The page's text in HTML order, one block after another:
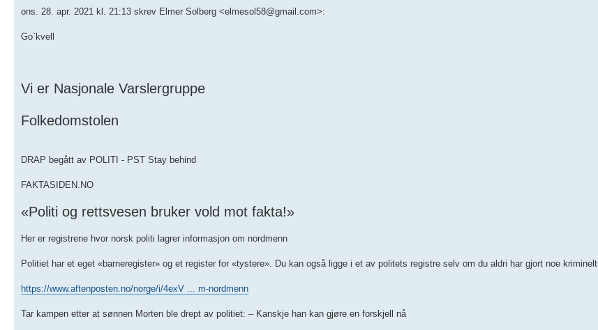
ons. 28. apr. 2021 kl. 21:13 skrev Elmer Solberg <elmesol58@gmail.com>:
Go`kvell
Vi er Nasjonale Varslergruppe
Folkedomstolen
DRAP begått av POLITI - PST Stay behind
FAKTASIDEN.NO
«Politi og rettsvesen bruker vold mot fakta!»
Her er registrene hvor norsk politi lagrer informasjon om nordmenn
Politiet har et eget «barneregister» og et register for «tystere». Du kan også ligge i et av politets registre selv om du aldri har gjort noe kriminelt.
https://www.aftenposten.no/norge/i/4exV ... m-nordmenn
Tar kampen etter at sønnen Morten ble drept av politiet: – Kanskje han kan gjøre en forskjell nå